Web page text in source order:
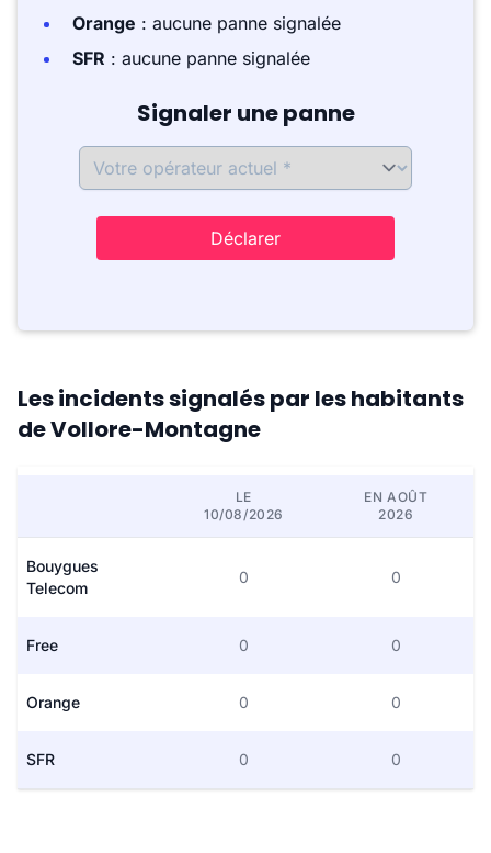
Orange : aucune panne signalée
SFR : aucune panne signalée
Signaler une panne
Déclarer
Les incidents signalés par les habitants
de Vollore-Montagne
LE
10/08/2026
EN AOÛT
2026
Bouygues
Telecom
0 0
Free 0 0
Orange 0 0
SFR 0 0